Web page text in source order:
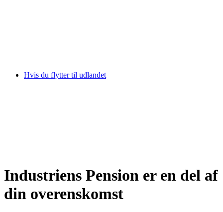
Hvis du flytter til udlandet
Industriens Pension er en del af
din overenskomst